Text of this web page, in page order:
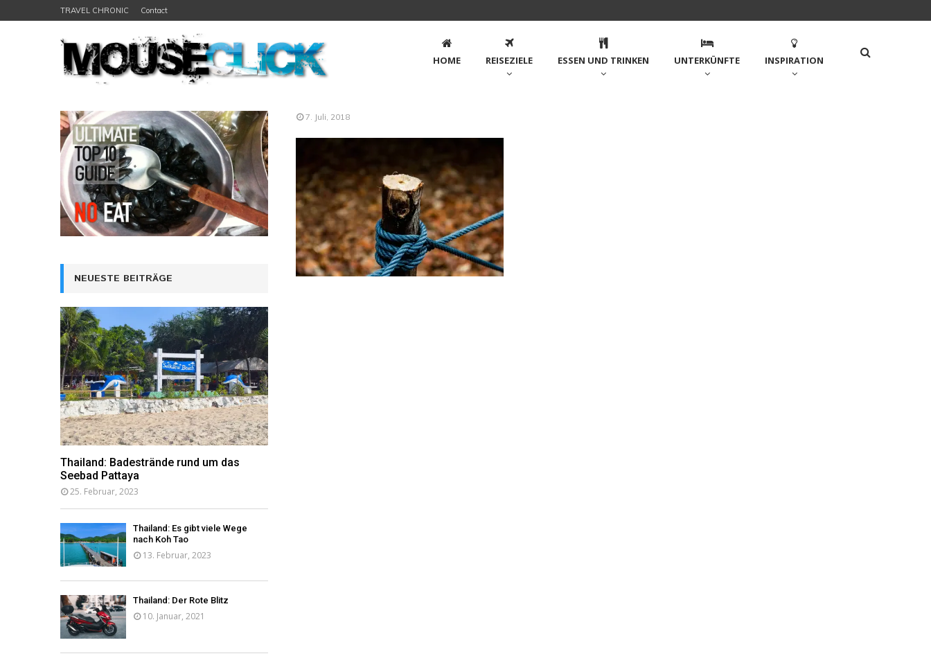
TRAVEL CHRONIC Contact
HOME REISEZIELE ESSEN UND TRINKEN UNTERKÜNFTE INSPIRATION
7. Juli, 2018
NEUESTE BEITRÄGE
Thailand: Badestrände rund um das
Seebad Pattaya
25. Februar, 2023
Thailand: Es gibt viele Wege
nach Koh Tao
13. Februar, 2023
Thailand: Der Rote Blitz
10. Januar, 2021